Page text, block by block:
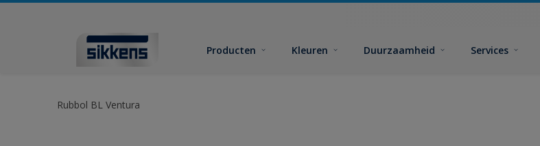
Producten Kleuren Duurzaamheid Services
Rubbol BL Ventura